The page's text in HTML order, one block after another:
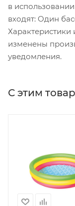
в
входят: Oдин
Характеристики
изменены
уведомления.
С этим